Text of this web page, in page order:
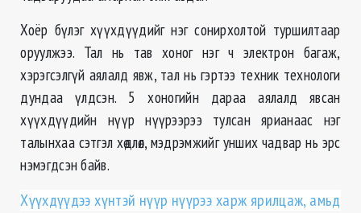
Хоёр бүлэг хүүхдүүдийг нэг сонирхолтой туршилтаар
оруулжээ. Тал нь тав хоног нэг ч электрон багаж,
хэрэгсэлгүй аялалд явж, тал нь гэртээ техник технологи
дундаа үлдсэн. 5 хоногийн дараа аялалд явсан
хүүхдүүдийн нүүр нүүрээрээ тулсан ярианаас нэг
талынхаа сэтгэл хөдлөл, мэдрэмжийг унших чадвар нь эрс
нэмэгдсэн байв.
Хүүхдүүдээ хүнтэй нүүр нүүрээ харж ярилцаж, амьд